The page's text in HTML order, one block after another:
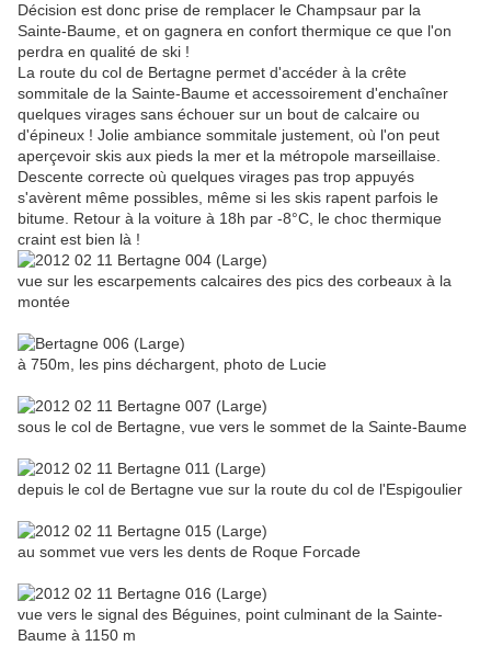
Décision est donc prise de remplacer le Champsaur par la
Sainte-Baume, et on gagnera en confort thermique ce que l'on
perdra en qualité de ski !
La route du col de Bertagne permet d'accéder à la crête
sommitale de la Sainte-Baume et accessoirement d'enchaîner
quelques virages sans échouer sur un bout de calcaire ou
d'épineux ! Jolie ambiance sommitale justement, où l'on peut
aperçevoir skis aux pieds la mer et la métropole marseillaise.
Descente correcte où quelques virages pas trop appuyés
s'avèrent même possibles, même si les skis rapent parfois le
bitume. Retour à la voiture à 18h par -8°C, le choc thermique
craint est bien là !
vue sur les escarpements calcaires des pics des corbeaux à la
montée
à 750m, les pins déchargent, photo de Lucie
sous le col de Bertagne, vue vers le sommet de la Sainte-Baume
depuis le col de Bertagne vue sur la route du col de l'Espigoulier
au sommet vue vers les dents de Roque Forcade
vue vers le signal des Béguines, point culminant de la Sainte-
Baume à 1150 m